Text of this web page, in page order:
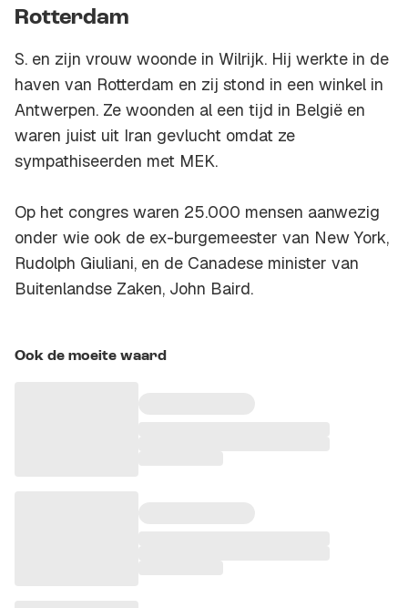
Rotterdam
S. en zijn vrouw woonde in Wilrijk. Hij werkte in de
haven van Rotterdam en zij stond in een winkel in
Antwerpen. Ze woonden al een tijd in België en
waren juist uit Iran gevlucht omdat ze
sympathiseerden met MEK.
Op het congres waren 25.000 mensen aanwezig
onder wie ook de ex-burgemeester van New York,
Rudolph Giuliani, en de Canadese minister van
Buitenlandse Zaken, John Baird.
Ook de moeite waard